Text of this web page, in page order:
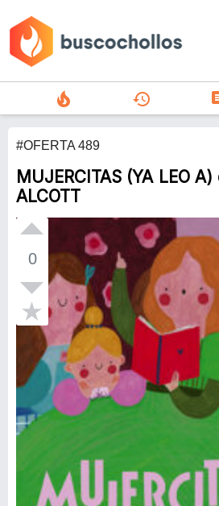
search
person
add
Menu
local_fire_department history
#OFERTA 489
MUJERCITAS (YA LEO
ALCOTT
0